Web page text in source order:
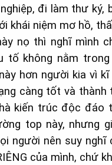
đi làm thư ký,
khái niệm mơ hồ,
nọ thì nghĩ mình
tố không nằm
hơn người kia vì
càng tốt và
kiến trúc độc đáo
top này, nhưng
người nên suy nghĩ
của mình, chứ